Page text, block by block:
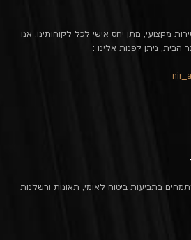
מקצועי, מתן יחס אישי לכל לקוחותינו, אנו
ניתן לפנות אלינו :
בתביעות ביטוח לאומי, תאונות ורשלנות